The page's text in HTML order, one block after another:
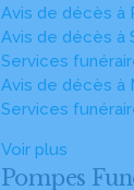
Avis de décès à
Avis de décès à
Services
Avis de décès à
Services
Voir plus
Pompes